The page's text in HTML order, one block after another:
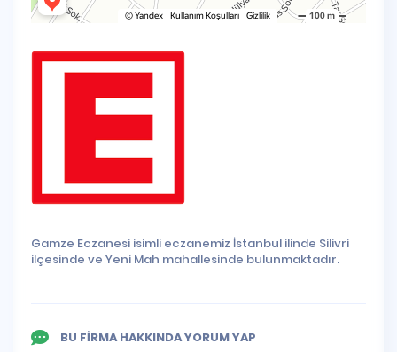
Gamze Eczanesi isimli eczanemiz İstanbul ilinde Silivri
ilçesinde ve Yeni Mah mahallesinde bulunmaktadır.
BU FİRMA HAKKINDA YORUM YAP